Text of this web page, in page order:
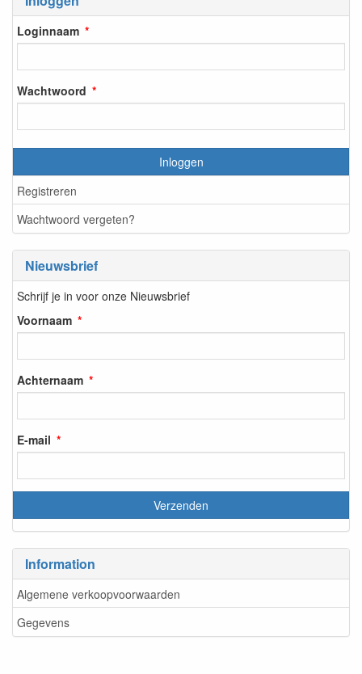
Loginnaam
Wachtwoord
Inloggen
Registreren
Wachtwoord vergeten?
Nieuwsbrief
Schrijf je in voor onze Nieuwsbrief
Voornaam
Achternaam
E-mail
Information
Algemene verkoopvoorwaarden
Gegevens